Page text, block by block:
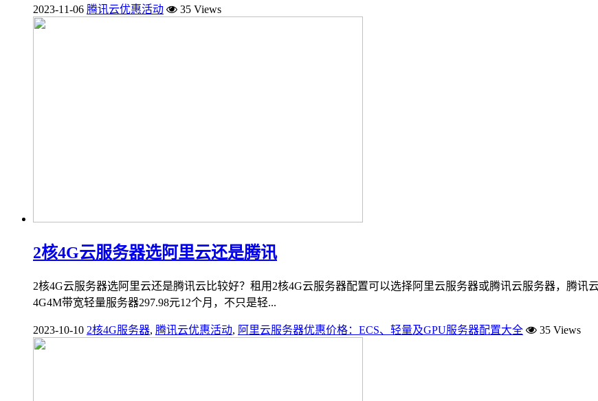
2023-11-06 腾讯云优惠活动 35 Views
2核4G云服务器选阿里云还是腾讯
2核4G云服务器选阿里云还是腾讯云比较好？租用2核4G云服务器配置可以选择阿里云服务器或腾讯云服务器，腾讯
4G4M带宽轻量服务器297.98元12个月，不只是轻...
2023-10-10 2核4G服务器, 腾讯云优惠活动, 阿里云服务器优惠价格：ECS、轻量及GPU服务器配置大全 35 Views